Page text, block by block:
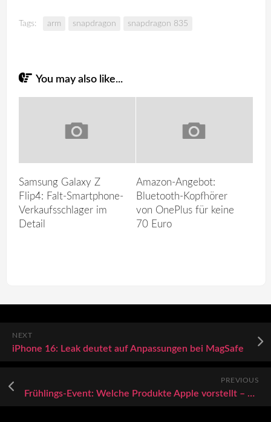
Tags: arm snapdragon snapdragon 835
You may also like...
Samsung Galaxy Z
Flip4: Falt-Smartphone-
Verkaufsschlager im
Detail
Amazon-Angebot:
Bluetooth-Kopfhörer
von OnePlus für keine
70 Euro
NEXT
iPhone 16: Leak deutet auf Anpassungen bei MagSafe
PREVIOUS
Frühlings-Event: Welche Produkte Apple vorstellt – und welche nicht